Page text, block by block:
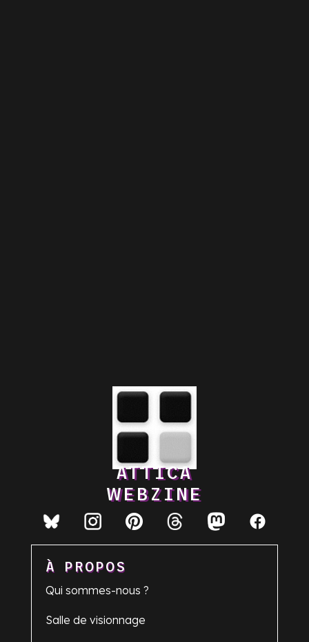
ATTICA
WEBZINE
À PROPOS
Qui sommes-nous ?
Salle de visionnage